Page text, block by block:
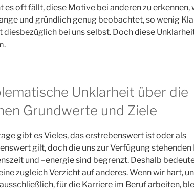
es oft fällt, diese Motive bei anderen zu erkennen,
und gründlich genug beobachtet, so wenig
diesbezüglich bei uns selbst. Doch diese
Unklarheit über die
Grundwerte und Ziele
gibt es Vieles, das erstrebenswert ist oder als
gilt, doch die uns zur Verfügung stehenden
und –energie sind begrenzt. Deshalb
zugleich Verzicht auf anderes. Wenn wir hart,
für die Karriere im Beruf arbeiten,